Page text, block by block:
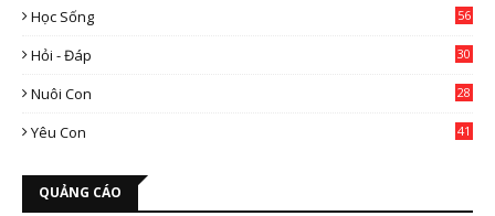
Học Sống 56
Hỏi - Đáp 30
Nuôi Con
28
Yêu Con
41
QUẢNG CÁO